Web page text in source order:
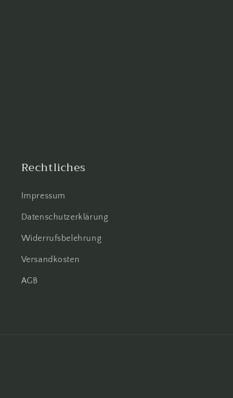
Rechtliches
Impressum
Datenschutzerklärung
Widerrufsbelehrung
Versandkosten
AGB